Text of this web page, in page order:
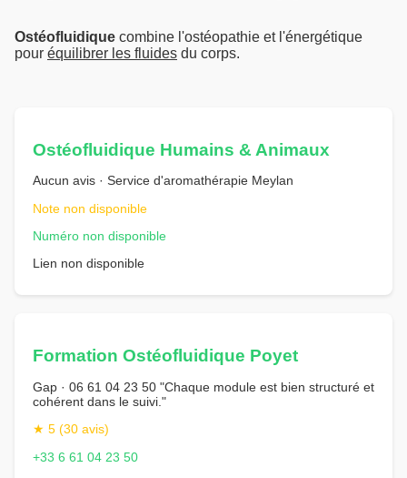
Ostéofluidique combine l'ostéopathie et l'énergétique
pour équilibrer les fluides du corps.
Ostéofluidique Humains & Animaux
Aucun avis · Service d'aromathérapie Meylan
Note non disponible
Numéro non disponible
Lien non disponible
Formation Ostéofluidique Poyet
Gap · 06 61 04 23 50 "Chaque module est bien structuré et
cohérent dans le suivi."
★ 5 (30 avis)
+33 6 61 04 23 50